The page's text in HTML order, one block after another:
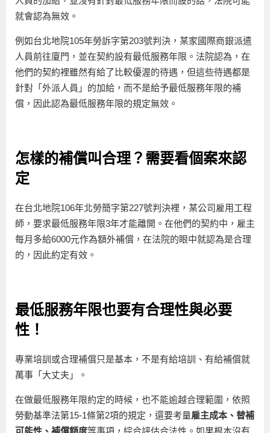
就會認為無效。
例如台北地院105年勞訴字第203號判決，某家國際商銀派遣
人員前往廈門，並在契約設有最低服務年限。法院認為，在
他們的契約裡雖然有給了比較優渥的待遇，但這些待遇都是
針對「外派人員」的加給，而不是給予最低服務年限的補
償，因此認為最低服務年限的規定無效。
怎樣的補償叫合理？需要看個案來認
定
在台北地院106年北勞簡字第227號判決裡，某公司雇用工程
師，要求最低服務年限3年才能離開。在他們的契約中，雇主
每月多給6000元作為額外補償，在法院的眼中就認為是合理
的，因此約定有效。
最低服務年限也要有合理性與必要
性！
專業培訓或合理補償只是基本，不是有給培訓、有給補償就
萬事「大丈夫」。
在做最低服務年限約定的時候，也不能逾越合理範圍，依照
勞動基準法第15-1條第2項的規定，還要考量雇主成本、替補
可能性、補償額度等事項，綜合評估合法性。如果根本沒有